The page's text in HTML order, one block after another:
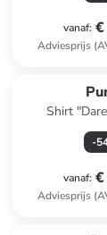
vanaf:
Adviesprijs
Shirt
-
vanaf:
Adviesprijs